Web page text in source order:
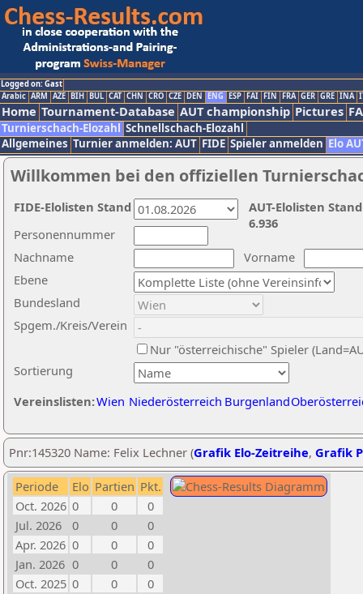
Logged on: Gast
Arabic ARM AZE BIH BUL CAT CHN CRO CZE DEN ENG ESP FAI FIN FRA GER GRE INA
Home Tournament-Database AUT championship Pictures
Turnierschach-Elozahl Schnellschach-Elozahl
Allgemeines Turnier anmelden: AUT FIDE Spieler anmelden Elo
Willkommen bei den offiziellen
Nachname
Vorname
Ebene
Sortierung
Personennummer
Bundesland
Spgem./Kreis/Verein
Nur "österreichische" Spieler
Vereinslisten:Wien Niederösterreich Burgenland
AUT-Elolisten
6.936
FIDE-Elolisten Stand
Pnr:145320 Name: Felix Lechner (Grafik Elo-Zeitreihe, Grafik
Periode Elo Partien Pkt.
Oct. 2026 0 0
0
Jul. 2026
0 0
0
Apr. 2026 0 0
0
Jan. 2026 0 0
0
Oct. 2025 0 0
0